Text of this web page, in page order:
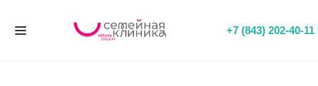
+7 (843) 202-40-11